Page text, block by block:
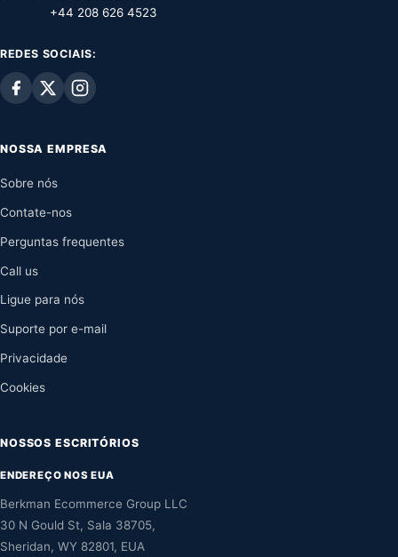
+44 208 626 4523
REDES SOCIAIS:
NOSSA EMPRESA
Sobre nós
Contate-nos
Perguntas frequentes
Call us
Ligue para nós
Suporte por e-mail
Privacidade
Cookies
NOSSOS ESCRITÓRIOS
ENDEREÇO NOS EUA
Berkman Ecommerce Group LLC
30 N Gould St, Sala 38705,
Sheridan, WY 82801, EUA